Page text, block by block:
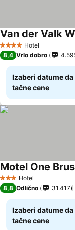
4 ZvezdiceHotel
Van der Valk
8,4 Vrlo dobro
Izaberi datume
tačne cene
3 Zvezdice
Hotel
Motel One
8,8 Odlično 31.417
Izaberi datume
tačne cene